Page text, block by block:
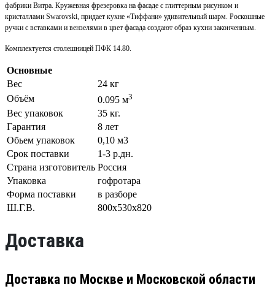
фабрики Витра. Кружевная фрезеровка на фасаде с глиттерным рисунком и
кристаллами Swarovski, придает кухне «Тиффани» удивительный шарм. Роскошные
ручки с вставками и вензелями в цвет фасада создают образ кухни законченным.
Комплектуется столешницей ПФК 14.80.
Основные
Вес
24 кг
Объём
0.095 м3
Вес упаковок
35 кг.
Гарантия
8 лет
Обьем упаковок
0,10 м3
Срок поставки
1-3 р.дн.
Страна изготовитель Россия
Упаковка
гофротара
Форма поставки
в разборе
Ш.Г.В.
800х530х820
Доставка
Доставка по Москве и Московской области